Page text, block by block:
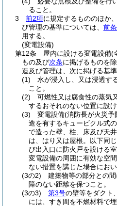
ること。
3
前2項に規定するもののほか
び管理の基準については、 前条
用する。
(変電設備)
第12条
屋内に設ける変電設備(
もの及び次条に掲げるものを
造及び管理は、次に掲げる基
(1)
水が浸入し、又は浸透す
こと。
(2)
可燃性又は腐食性の蒸気
するおそれのない位置に設け
(3)
変電設備(消防長が火災予
造を有するキュービクル式
で造った壁、柱、床及び天井
は、はり又は屋根。以下同
び出入口に防火戸を設ける室
変電設備の周囲に有効な空
ない措置を講じた場合にお
(3の2)
建築物等の部分との
障のない距離を保つこと。
(3の3)
第3号の壁等をダクト
には、すき間を不燃材料で